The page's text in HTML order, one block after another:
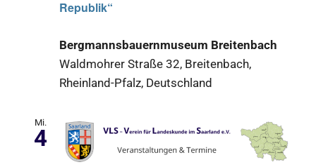
Republik“
Bergmannsbauernmuseum Breitenbach
Waldmohrer Straße 32, Breitenbach,
Rheinland-Pfalz, Deutschland
Mi.
4